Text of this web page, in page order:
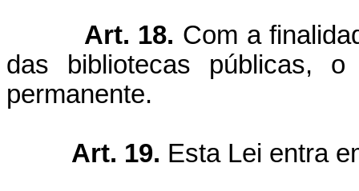
Art. 18. Com a
das bibliotecas públicas,
permanente.
Art. 19. Esta Lei entra